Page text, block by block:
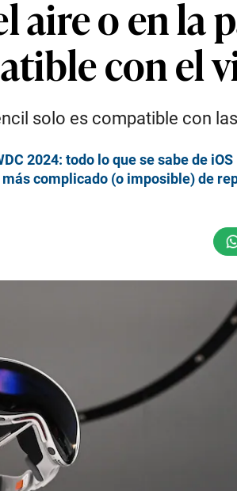
aire o en la
con el
solo es compatible con
2024: todo lo que se sabe de
complicado (o imposible) de